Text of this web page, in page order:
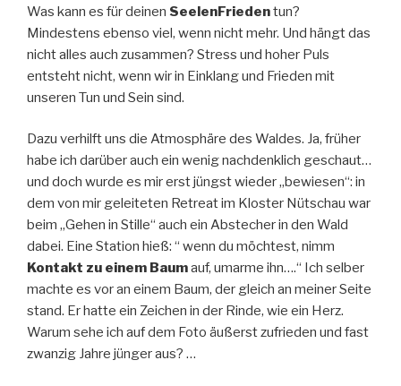
Was kann es für deinen SeelenFriedentun?
Mindestens ebenso viel, wenn nicht mehr. Und hängt das
nicht alles auch zusammen? Stress und hoher Puls
entsteht nicht, wenn wir in Einklang und Frieden mit
unseren Tun und Sein sind.
Dazu verhilft uns die Atmosphäre des Waldes. Ja, früher
habe ich darüber auch ein wenig nachdenklich geschaut…
und doch wurde es mir erst jüngst wieder „bewiesen“: in
dem von mir geleiteten Retreat im Kloster Nütschau war
beim „Gehen in Stille“ auch ein Abstecher in den Wald
dabei. Eine Station hieß: “ wenn du möchtest, nimm
Kontakt zu einem Baumauf, umarme ihn….“ Ich selber
machte es vor an einem Baum, der gleich an meiner Seite
stand. Er hatte ein Zeichen in der Rinde, wie ein Herz.
Warum sehe ich auf dem Foto äußerst zufrieden und fast
zwanzig Jahre jünger aus? …